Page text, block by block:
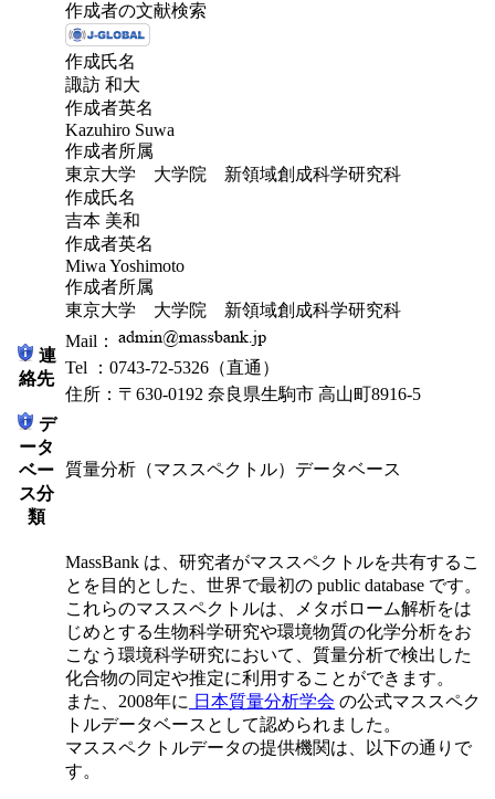
作成者の文献検索
作成氏名
諏訪 和大
作成者英名
Kazuhiro Suwa
作成者所属
東京大学 大学院 新領域創成科学研究科
作成氏名
吉本 美和
作成者英名
Miwa Yoshimoto
作成者所属
東京大学 大学院 新領域創成科学研究科
連
絡先
Mail：
Tel ：0743-72-5326（直通）
住所：〒630-0192 奈良県生駒市 高山町8916-5
デ
ータ
ベー
ス分
類
質量分析（マススペクトル）データベース
MassBank は、研究者がマススペクトルを共有するこ
とを目的とした、世界で最初の public database です。
これらのマススペクトルは、メタボローム解析をは
じめとする生物科学研究や環境物質の化学分析をお
こなう環境科学研究において、質量分析で検出した
化合物の同定や推定に利用することができます。
また、2008年に 日本質量分析学会 の公式マススペク
トルデータベースとして認められました。
マススペクトルデータの提供機関は、以下の通りで
す。